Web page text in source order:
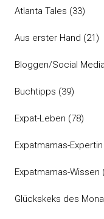
Atlanta Tales (33)
Aus erster Hand (21)
Bloggen/Social Media
Buchtipps (39)
Expat-Leben (78)
Expatmamas-Expertin
Expatmamas-Wissen
Glückskeks des